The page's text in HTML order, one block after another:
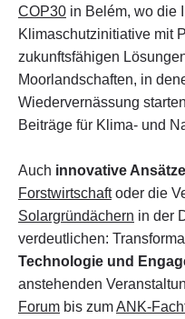
COP30 in Belém, wo die
Klimaschutzinitiative mit
zukunftsfähigen
Moorlandschaften, in
Wiedervernässung
Beiträge für Klima- und
Auch innovative Ansätze
Forstwirtschaftoder die
Solargründächern in der
verdeutlichen:
Technologie und
anstehenden
Forum bis zumANK-